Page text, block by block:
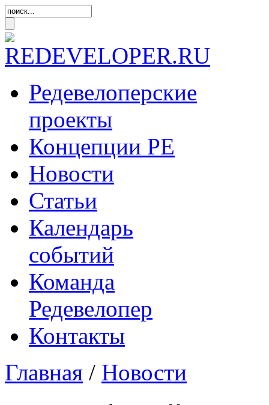
Редевелоперские
проекты
Концепции РЕ
Новости
Статьи
Календарь
событий
Команда
Редевелопер
Контакты
Главная / Новости